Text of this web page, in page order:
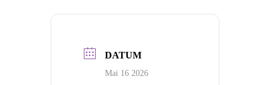
DATUM
Mai 16 2026